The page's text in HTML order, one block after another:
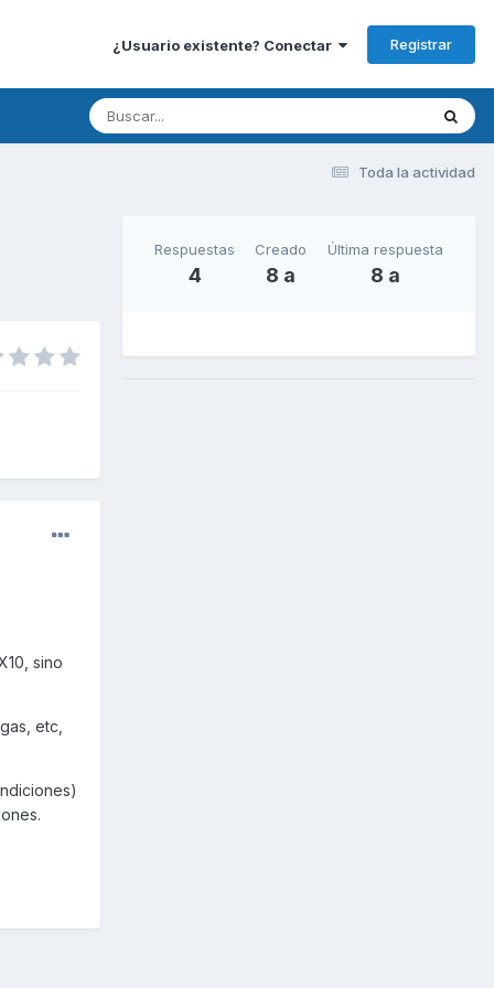
¿Usuario existente? Conectar Registrar
Toda la actividad
sino
etc,
Respuestas
4
Creado
8 a
Última respuesta
8 a